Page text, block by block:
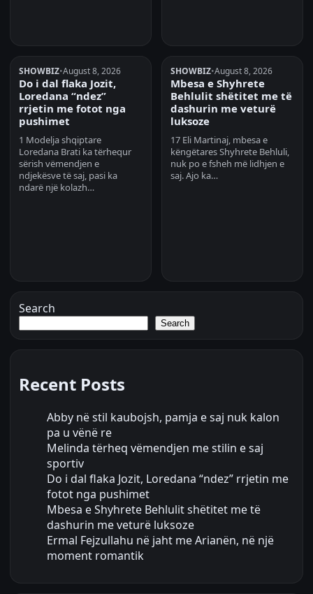
SHOWBIZ•August 8, 2026
Do i dal flaka Jozit,
Loredana “ndez”
rrjetin me fotot nga
pushimet
1 Modelja shqiptare
Loredana Brati ka tërhequr
sërish vëmendjen e
ndjekësve të saj, pasi ka
ndarë një kolazh…
SHOWBIZ•August 8, 2026
Mbesa e Shyhrete
Behlulit shëtitet me të
dashurin me veturë
luksoze
17 Eli Martinaj, mbesa e
këngëtares Shyhrete Behluli,
nuk po e fsheh më lidhjen e
saj. Ajo ka…
Search
Search
Recent Posts
Abby në stil kaubojsh, pamja e saj nuk kalon
pa u vënë re
Melinda tërheq vëmendjen me stilin e saj
sportiv
Do i dal flaka Jozit, Loredana “ndez” rrjetin me
fotot nga pushimet
Mbesa e Shyhrete Behlulit shëtitet me të
dashurin me veturë luksoze
Ermal Fejzullahu në jaht me Arianën, në një
moment romantik